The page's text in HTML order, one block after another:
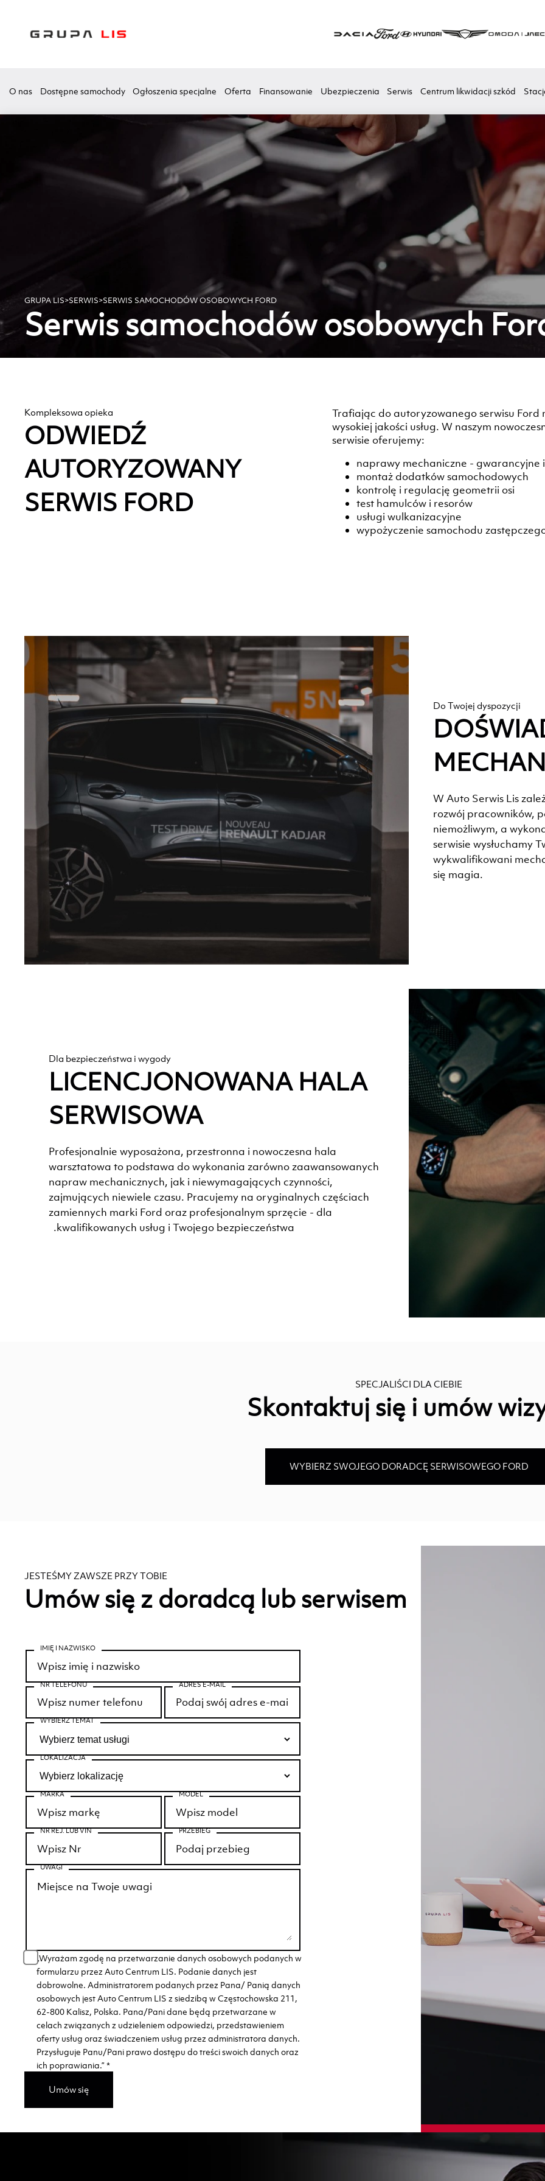
O nas Dostępne samochody Ogłoszenia specjalne Oferta Finansowanie Ubezpieczenia Serwis Centrum likwidacji szkód
GRUPA LIS>SERWIS>SERWIS SAMOCHODÓW OSOBOWYCH FORD
Serwis samochodów osobowych
Kompleksowa opieka
ODWIEDŹ
AUTORYZOWANY
SERWIS FORD
Trafiając do autoryzowanego serwisu Ford
wysokiej jakości usług. W naszym
serwisie oferujemy:
naprawy mechaniczne - gwarancyjne
montaż dodatków samochodowych
kontrolę i regulację geometrii osi
test hamulców i resorów
usługi wulkanizacyjne
wypożyczenie samochodu
Do Twojej dyspozycji
W Auto Serwis Lis
rozwój pracowników,
niemożliwym, a
serwisie wysłuchamy
wykwalifikowani
się magia.
Dla bezpieczeństwa i wygody
LICENCJONOWANA HALA
SERWISOWA
Profesjonalnie wyposażona, przestronna i nowoczesna hala
warsztatowa to podstawa do wykonania zarówno zaawansowanych
napraw mechanicznych, jak i niewymagających czynności,
zajmujących niewiele czasu. Pracujemy na oryginalnych częściach
zamiennych marki Ford oraz profesjonalnym sprzęcie - dla
kwalifikowanych usług i Twojego bezpieczeństwa.
SPECJALIŚCI DLA CIEBIE
Skontaktuj się i umów
WYBIERZ SWOJEGO DORADCĘ SERWISOWEGO FORD
JESTEŚMY ZAWSZE PRZY TOBIE
Umów się z doradcą lub serwisem
IMIĘ I NAZWISKO
NR TELEFONU ADRES E-MAIL
WYBIERZ TEMAT
LOKALIZACJA
MARKA MODEL
NR REJ. LUB VIN PRZEBIEG
UWAGI
„Wyrażam zgodę na przetwarzanie danych osobowych podanych w
formularzu przez Auto Centrum LIS. Podanie danych jest
dobrowolne. Administratorem podanych przez Pana/ Panią danych
osobowych jest Auto Centrum LIS z siedzibą w Częstochowska 211,
62-800 Kalisz, Polska. Pana/Pani dane będą przetwarzane w
celach związanych z udzieleniem odpowiedzi, przedstawieniem
oferty usług oraz świadczeniem usług przez administratora danych.
Przysługuje Panu/Pani prawo dostępu do treści swoich danych oraz
ich poprawiania.” *
Umów się